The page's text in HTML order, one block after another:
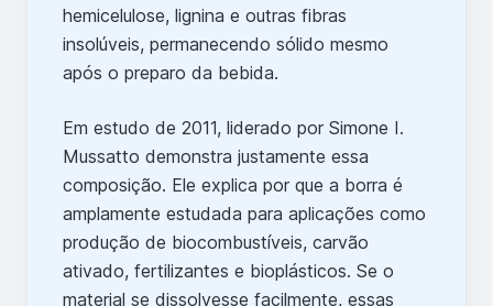
hemicelulose, lignina e outras fibras
insolúveis, permanecendo sólido mesmo
após o preparo da bebida.
Em estudo de 2011, liderado por Simone I.
Mussatto demonstra justamente essa
composição. Ele explica por que a borra é
amplamente estudada para aplicações como
produção de biocombustíveis, carvão
ativado, fertilizantes e bioplásticos. Se o
material se dissolvesse facilmente, essas